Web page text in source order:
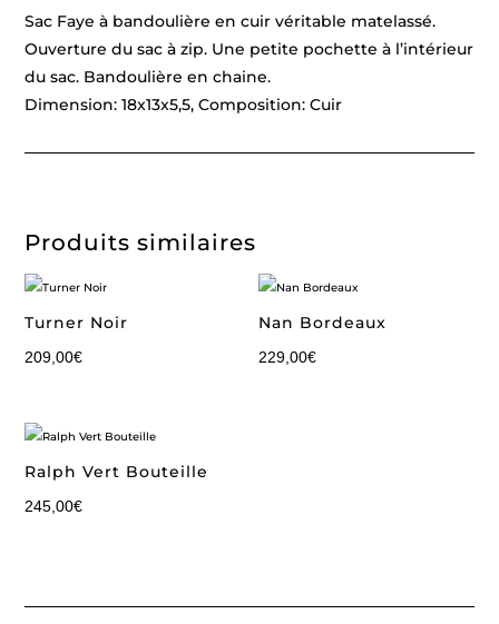
Sac Faye à bandoulière en cuir véritable matelassé.
Ouverture du sac à zip. Une petite pochette à l’intérieur
du sac. Bandoulière en chaine.
Dimension: 18x13x5,5, Composition: Cuir
Produits similaires
Turner Noir
209,00€
Nan Bordeaux
229,00€
Ralph Vert Bouteille
245,00€